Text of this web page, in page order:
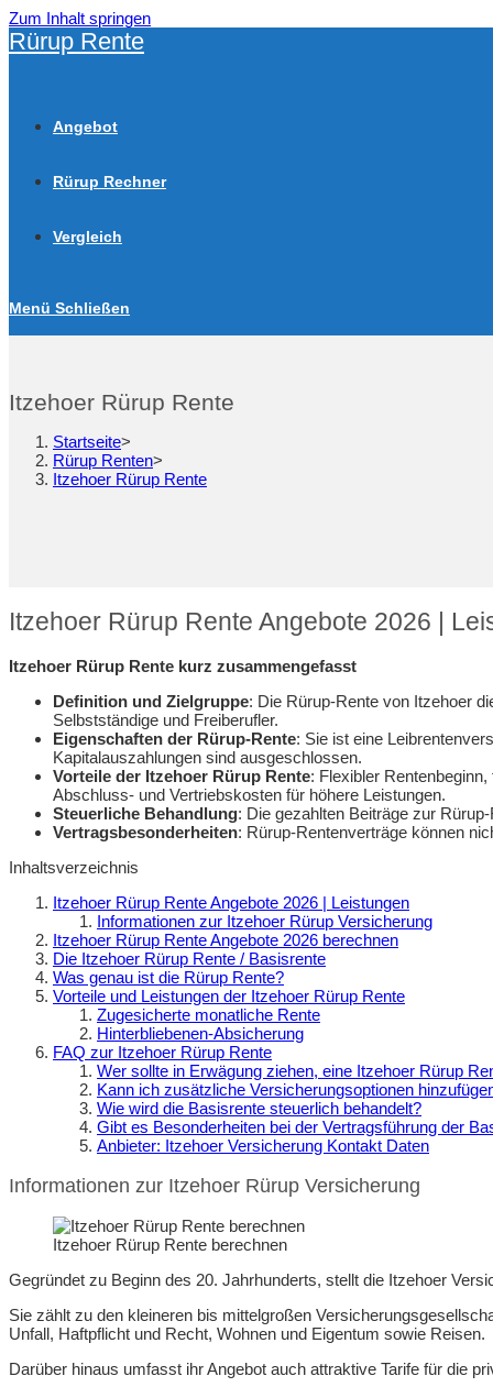
Zum Inhalt springen
Rürup Rente
Angebot
Rürup Rechner
Vergleich
Menü Schließen
Itzehoer Rürup Rente
Startseite>
Rürup Renten>
Itzehoer Rürup Rente
Itzehoer Rürup Rente Angebote 2026 |
Itzehoer Rürup Rente kurz zusammengefasst
Definition und Zielgruppe: Die Rürup-Rente von Itzehoer
Selbstständige und Freiberufler.
Eigenschaften der Rürup-Rente: Sie ist eine
Kapitalauszahlungen sind ausgeschlossen.
Vorteile der Itzehoer Rürup Rente: Flexibler
Abschluss- und Vertriebskosten für höhere Leistungen.
Steuerliche Behandlung: Die gezahlten Beiträge zur
Vertragsbesonderheiten: Rürup-Rentenverträge können
Inhaltsverzeichnis
Itzehoer Rürup Rente Angebote 2026 | Leistungen
Informationen zur Itzehoer Rürup Versicherung
Itzehoer Rürup Rente Angebote 2026 berechnen
Die Itzehoer Rürup Rente / Basisrente
Was genau ist die Rürup Rente?
Vorteile und Leistungen der Itzehoer Rürup Rente
Zugesicherte monatliche Rente
Hinterbliebenen-Absicherung
FAQ zur Itzehoer Rürup Rente
Wer sollte in Erwägung ziehen, eine Itzehoer Rürup
Kann ich zusätzliche Versicherungsoptionen
Wie wird die Basisrente steuerlich behandelt?
Gibt es Besonderheiten bei der Vertragsführung der
Anbieter: Itzehoer Versicherung Kontakt Daten
Informationen zur Itzehoer Rürup Versicherung
Itzehoer Rürup Rente berechnen
Gegründet zu Beginn des 20. Jahrhunderts, stellt die Itzehoer
Sie zählt zu den kleineren bis mittelgroßen
Unfall, Haftpflicht und Recht, Wohnen und Eigentum sowie Reisen.
Darüber hinaus umfasst ihr Angebot auch attraktive Tarife für die